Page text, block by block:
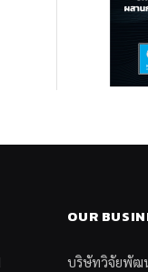
OUR
บริษัทวิจัยพัฒ